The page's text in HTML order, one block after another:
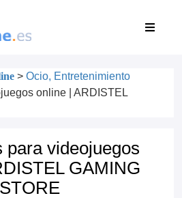
> Ocio, Entretenimiento
online | ARDISTEL
para videojuegos
GAMING
STORE